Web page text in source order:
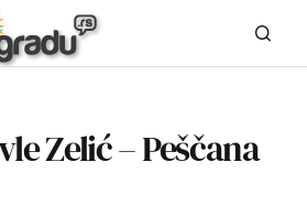
Zelić – Peščana